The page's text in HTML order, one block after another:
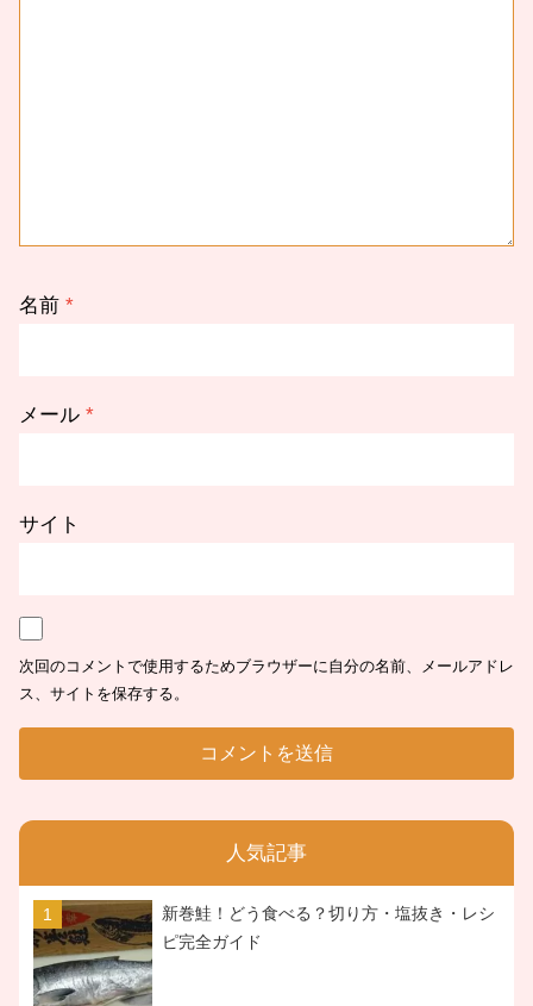
名前 *
メール *
サイト
次回のコメントで使用するためブラウザーに自分の名前、メールアドレ
ス、サイトを保存する。
人気記事
新巻鮭！どう食べる？切り方・塩抜き・レシ
ピ完全ガイド